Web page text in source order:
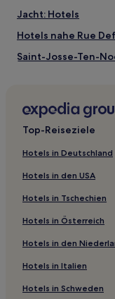
Jacht: Hotels
Hotels nahe Rue
Saint-Josse-Ten-
Hotels nahe
Quartier des Quais
Ixelles: Hotels
Hotels nahe
Horta
Top-Reiseziele
Hotels in Deutschland
Hotels in den USA
Hotels in Tschechien
Hotels in Österreich
Hotels in den
Hotels in Italien
Hotels in Schweden